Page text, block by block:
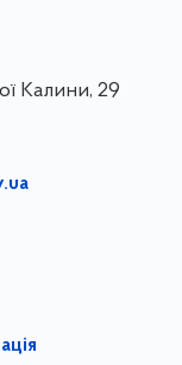
Калини, 29